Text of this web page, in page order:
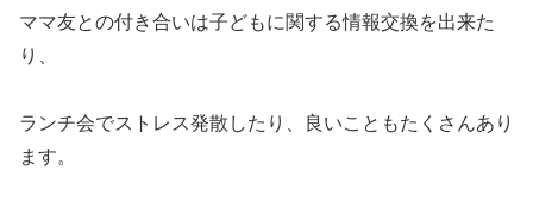
ママ友との付き合いは子どもに関する情報交換を出来た
り、
ランチ会でストレス発散したり、良いこともたくさんあり
ます。